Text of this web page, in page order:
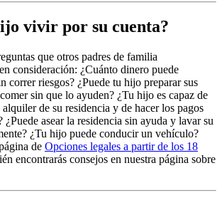
vivir por su cuenta?
que otros padres de familia
consideración: ¿Cuánto dinero puede
correr riesgos? ¿Puede tu hijo preparar sus
sin que lo ayuden? ¿Tu hijo es capaz de
de su residencia y de hacer los pagos
asear la residencia sin ayuda y lavar su
¿Tu hijo puede conducir un vehículo?
de Opciones legales a partir de los 18
encontrarás consejos en nuestra página sobre